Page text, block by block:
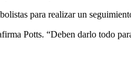
para realizar un
Potts. “Deben darlo todo